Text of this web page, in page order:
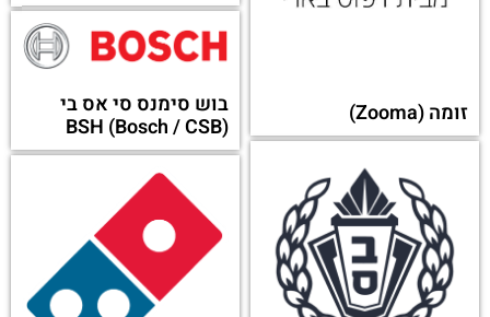
זומה (Zooma) בוש סימנס סי אס בי